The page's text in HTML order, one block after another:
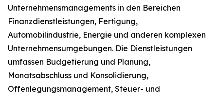
Unternehmensmanagements in den Bereichen
Finanzdienstleistungen, Fertigung,
Automobilindustrie, Energie und anderen komplexen
Unternehmensumgebungen. Die Dienstleistungen
umfassen Budgetierung und Planung,
Monatsabschluss und Konsolidierung,
Offenlegungsmanagement, Steuer- und